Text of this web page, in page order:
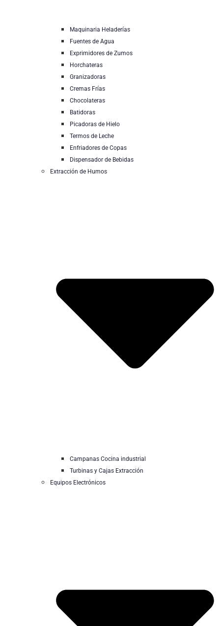
Maquinaria Heladerías
Fuentes de Agua
Exprimidores de Zumos
Horchateras
Granizadoras
Cremas Frías
Chocolateras
Batidoras
Picadoras de Hielo
Termos de Leche
Enfriadores de Copas
Dispensador de Bebidas
Extracción de Humos
Campanas Cocina industrial
Turbinas y Cajas Extracción
Equipos Electrónicos